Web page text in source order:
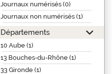
Journaux numérisés (0)
Journaux non numérisés (1)
Départements
10 Aube (1)
13 Bouches-du-Rhône (1)
33 Gironde (1)